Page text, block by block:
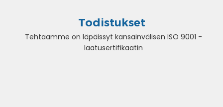
Todistukset
Tehtaamme on läpäissyt kansainvälisen ISO 9001 -
laatusertifikaatin